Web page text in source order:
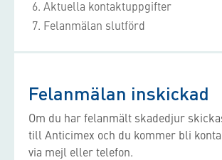
6 Aktuella kontaktuppgifter
7 Felanmälan slutförd
Felanmälan inskickad
Om du har felanmält skadedjur
till Anticimex och du kommer bli
via mejl eller telefon.